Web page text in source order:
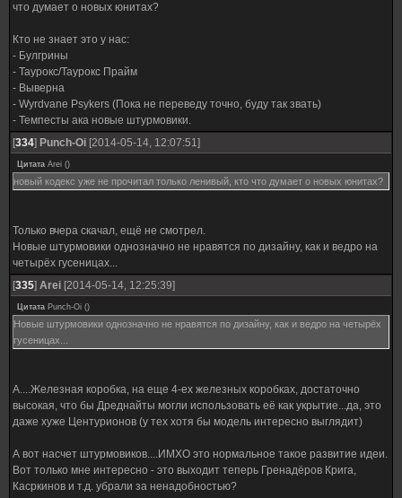
что думает о новых юнитах?
Кто не знает это у нас:
- Булгрины
- Таурокс/Таурокс Прайм
- Выверна
- Wyrdvane Psykers (Пока не переведу точно, буду так звать)
- Темпесты ака новые штурмовики.
[334] Punch-Oi [2014-05-14, 12:07:51]
Цитата Arei ()
новый кодекс уже не прочитал только ленивый, кто что думает о новых юнитах?
Только вчера скачал, ещё не смотрел.
Новые штурмовики однозначно не нравятся по дизайну, как и ведро на
четырёх гусеницах...
[335] Arei [2014-05-14, 12:25:39]
Цитата Punch-Oi ()
Новые штурмовики однозначно не нравятся по дизайну, как и ведро на четырёх
гусеницах...
А....Железная коробка, на еще 4-ех железных коробках, достаточно
высокая, что бы Дреднайты могли использовать её как укрытие...да, это
даже хуже Центурионов (у тех хотя бы модель интересно выглядит)
А вот насчет штурмовиков....ИМХО это нормальное такое развитие идеи.
Вот только мне интересно - это выходит теперь Гренадёров Крига,
Касркинов и т.д. убрали за ненадобностью?